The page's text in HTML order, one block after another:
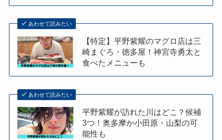
あわせて読みたい
【特定】平野紫耀のマグロ店は三
崎まぐろ・徳多屋！神宮寺勇太と
食べたメニューも
あわせて読みたい
平野紫耀が訪れた川はどこ？候補
3つ！奥多摩か小田原・山梨の可
能性も